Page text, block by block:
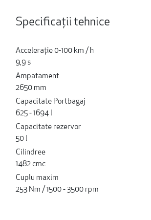
Specificații tehnice
Acceleraţie 0-100 km / h
9,9 s
Ampatament
2650 mm
Capacitate Portbagaj
625 - 1694 l
Capacitate rezervor
50 l
Cilindree
1482 cmc
Cuplu maxim
253 Nm / 1500 - 3500 rpm